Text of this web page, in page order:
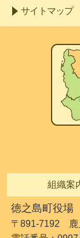
サイトマップ
組織案
徳之島町役場
〒891-7192 鹿